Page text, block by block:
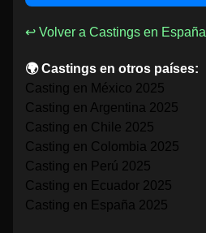
↩ Volver a Castings en España
🌍 Castings en otros países:
Casting en México 2025
Casting en Argentina 2025
Casting en Chile 2025
Casting en Colombia 2025
Casting en Perú 2025
Casting en Ecuador 2025
Casting en España 2025